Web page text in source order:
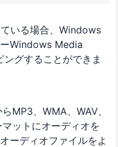
いる場合、Windows
Windows Media
グすることができま
MP3、WMA、WAV、
ットにオーディオを
ーディオファイルをよ